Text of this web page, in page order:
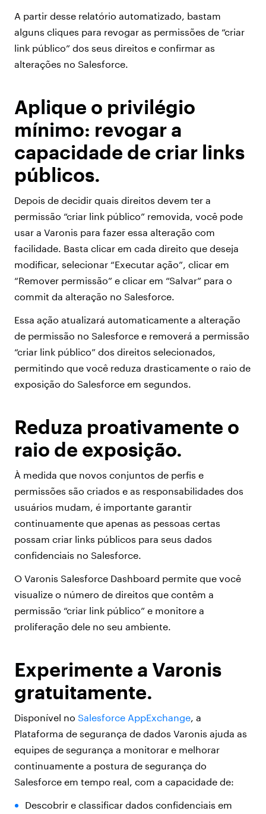
A partir desse relatório automatizado, bastam
alguns cliques para revogar as permissões de “criar
link público” dos seus direitos e confirmar as
alterações no Salesforce.
Aplique o privilégio
mínimo: revogar a
capacidade de criar links
públicos.
Depois de decidir quais direitos devem ter a
permissão “criar link público” removida, você pode
usar a Varonis para fazer essa alteração com
facilidade. Basta clicar em cada direito que deseja
modificar, selecionar “Executar ação”, clicar em
“Remover permissão” e clicar em “Salvar” para o
commit da alteração no Salesforce.
Essa ação atualizará automaticamente a alteração
de permissão no Salesforce e removerá a permissão
“criar link público” dos direitos selecionados,
permitindo que você reduza drasticamente o raio de
exposição do Salesforce em segundos.
Reduza proativamente o
raio de exposição.
À medida que novos conjuntos de perfis e
permissões são criados e as responsabilidades dos
usuários mudam, é importante garantir
continuamente que apenas as pessoas certas
possam criar links públicos para seus dados
confidenciais no Salesforce.
O Varonis Salesforce Dashboard permite que você
visualize o número de direitos que contêm a
permissão “criar link público” e monitore a
proliferação dele no seu ambiente.
Experimente a Varonis
gratuitamente.
Disponível no Salesforce AppExchange, a
Plataforma de segurança de dados Varonis ajuda as
equipes de segurança a monitorar e melhorar
continuamente a postura de segurança do
Salesforce em tempo real, com a capacidade de:
Descobrir e classificar dados confidenciais em